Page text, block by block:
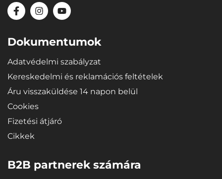
Dokumentumok
Adatvédelmi szabályzat
Kereskedelmi és reklamációs feltételek
Áru visszaküldése 14 napon belül
Cookies
Fizetési átjáró
Cikkek
B2B partnerek számára